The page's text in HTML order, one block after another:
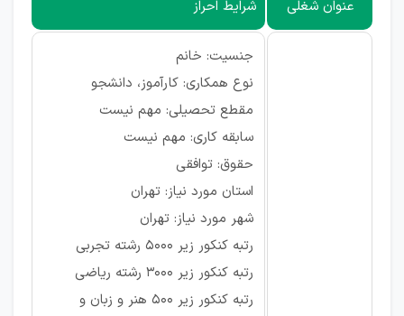
عنوان شغلی شرایط احراز
جنسیت: خانم
نوع همکاری: کارآموز، دانشجو
مقطع تحصیلی: مهم نیست
سابقه کاری: مهم نیست
حقوق: توافقی
استان مورد نیاز: تهران
شهر مورد نیاز: تهران
رتبه کنکور زیر 5000 رشته تجربی
رتبه کنکور زیر 3000 رشته ریاضی
رتبه کنکور زیر 500 هنر و زبان و